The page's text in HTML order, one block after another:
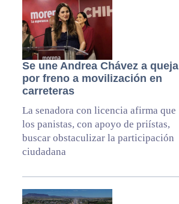
Se une Andrea Chávez a queja
por freno a movilización en
carreteras
La senadora con licencia afirma que
los panistas, con apoyo de priístas,
buscar obstaculizar la participación
ciudadana